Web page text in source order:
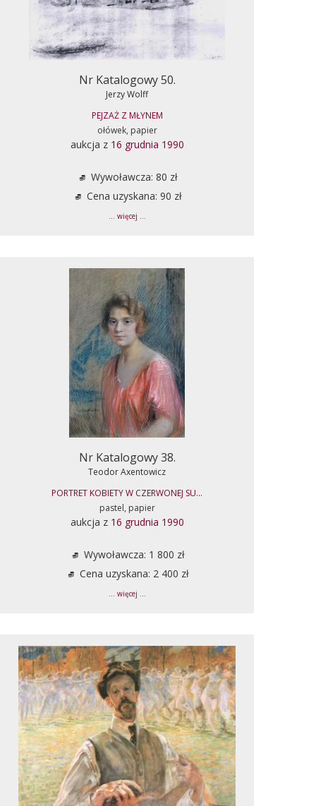
Nr Katalogowy 50.
Jerzy Wolff
PEJZAŻ Z MŁYNEM
ołówek, papier
aukcja z 16 grudnia 1990
Wywoławcza: 80 zł
Cena uzyskana: 90 zł
... więcej ...
Nr Katalogowy 38.
Teodor Axentowicz
PORTRET KOBIETY W CZERWONEJ SU...
pastel, papier
aukcja z 16 grudnia 1990
Wywoławcza: 1 800 zł
Cena uzyskana: 2 400 zł
... więcej ...